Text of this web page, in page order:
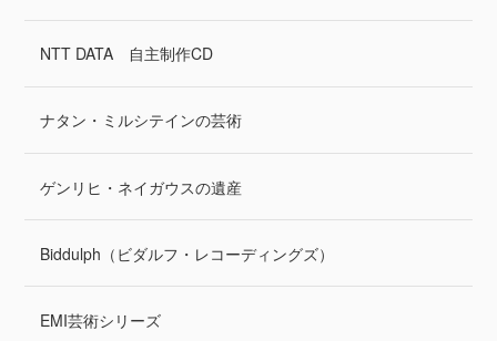
NTT DATA 自主制作CD
ナタン・ミルシテインの芸術
ゲンリヒ・ネイガウスの遺産
Biddulph（ビダルフ・レコーディングズ）
EMI芸術シリーズ